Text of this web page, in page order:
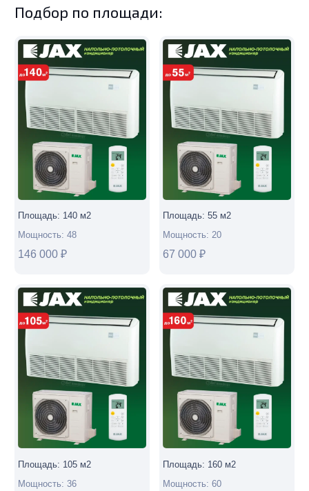
сплит-
JAX
ACT–
30HE7/ACX-
30HE7
(ACT–
30HE6/ACX-
30HE6
модель
2025г.)
Подбор по площади:
Площадь: 140 м2
Мощность: 48
146 000 ₽
Площадь: 55 м2
Мощность: 20
67 000 ₽
Площадь: 105 м2
Мощность: 36
Площадь: 160 м2
Мощность: 60